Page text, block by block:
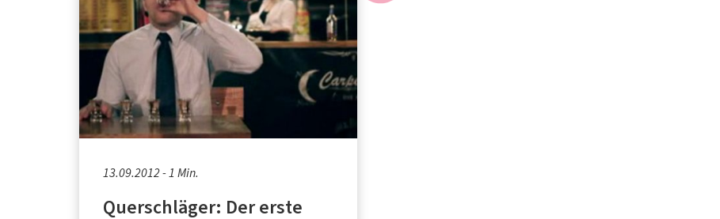
13.09.2012 - 1 Min.
Querschläger: Der erste